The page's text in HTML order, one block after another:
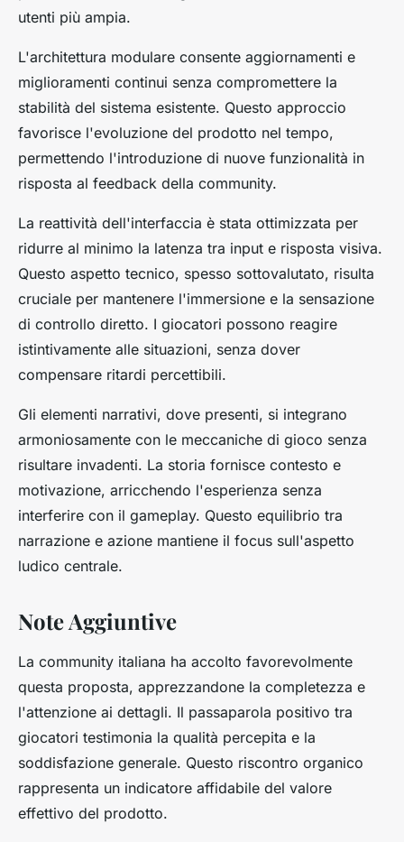
utenti più ampia.
L'architettura modulare consente aggiornamenti e
miglioramenti continui senza compromettere la
stabilità del sistema esistente. Questo approccio
favorisce l'evoluzione del prodotto nel tempo,
permettendo l'introduzione di nuove funzionalità in
risposta al feedback della community.
La reattività dell'interfaccia è stata ottimizzata per
ridurre al minimo la latenza tra input e risposta visiva.
Questo aspetto tecnico, spesso sottovalutato, risulta
cruciale per mantenere l'immersione e la sensazione
di controllo diretto. I giocatori possono reagire
istintivamente alle situazioni, senza dover
compensare ritardi percettibili.
Gli elementi narrativi, dove presenti, si integrano
armoniosamente con le meccaniche di gioco senza
risultare invadenti. La storia fornisce contesto e
motivazione, arricchendo l'esperienza senza
interferire con il gameplay. Questo equilibrio tra
narrazione e azione mantiene il focus sull'aspetto
ludico centrale.
Note Aggiuntive
La community italiana ha accolto favorevolmente
questa proposta, apprezzandone la completezza e
l'attenzione ai dettagli. Il passaparola positivo tra
giocatori testimonia la qualità percepita e la
soddisfazione generale. Questo riscontro organico
rappresenta un indicatore affidabile del valore
effettivo del prodotto.